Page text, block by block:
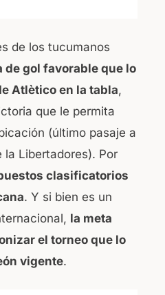
de los tucumanos
gol favorable que lo
Atlètico en la tabla,
que le permita
(último pasaje a
la Libertadores). Por
clasificatorios
. Y si bien es un
la meta
el torneo que lo
vigente.